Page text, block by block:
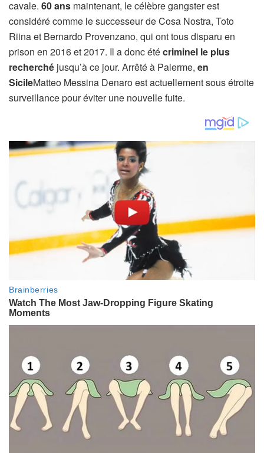
cavale. 60 ans maintenant, le célèbre gangster est
considéré comme le successeur de Cosa Nostra, Toto
Riina et Bernardo Provenzano, qui ont tous disparu en
prison en 2016 et 2017. Il a donc étécriminel le plus
recherché jusqu’à ce jour. Arrêté à Palerme, en
SicileMatteo Messina Denaro est actuellement sous étroite
surveillance pour éviter une nouvelle fuite.